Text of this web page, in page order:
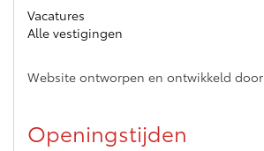
Vacatures
Alle vestigingen
Website ontworpen en ontwikkeld door
Openingstijden